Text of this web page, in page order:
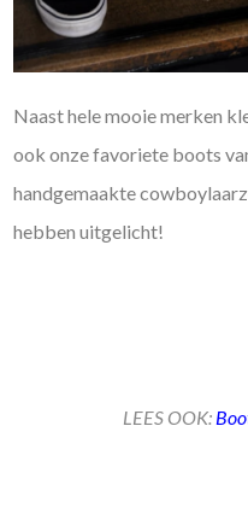
Naast hele mooie merken
ook onze favoriete boots
handgemaakte
hebben uitgelicht!
LEES OOK: